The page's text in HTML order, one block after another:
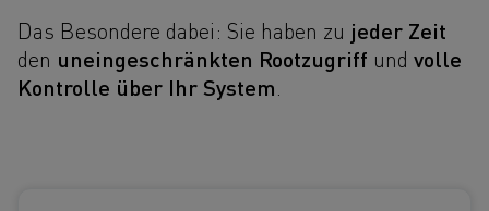
Das Besondere dabei: Sie haben zu jeder Zeit
den uneingeschränkten Rootzugriff und volle
Kontrolle über Ihr System